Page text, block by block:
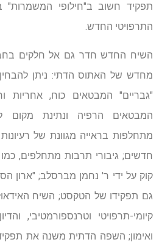
תפקיד חשוב ב"חילופי המשמרות"
התרפויטי החדש.
השיח החדש חדר גם אל חלקים
מחדש של האתוס הדתי: ניתן
"גבריים" המבטאים כוח, אחריות
המבטאים הרפיה ונתינת מקום
מתחלפות בראייה מגוונת של
חדשים; גיבורי תרבות מתחלפים,
קוק על ידי ר' נחמן מברסלב; "ארון
גם תפקידו של הטקסט; השיח
קיומי-תרפויטי וטרנספורמטיבי,
ואימון; השפה הדתית משנה את